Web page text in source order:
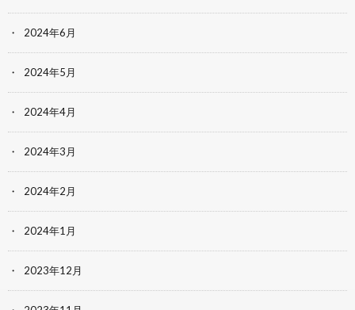
2024年6月
2024年5月
2024年4月
2024年3月
2024年2月
2024年1月
2023年12月